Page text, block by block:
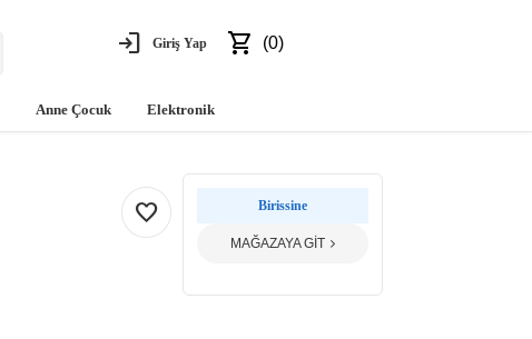
login Giriş Yap shopping_cart (0)
Anne Çocuk Elektronik
favorite Birissine
MAĞAZAYA GİT